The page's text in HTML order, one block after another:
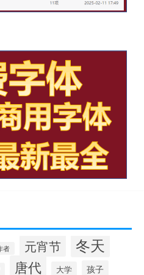
者 元宵节 冬天
唐代 大学 孩子